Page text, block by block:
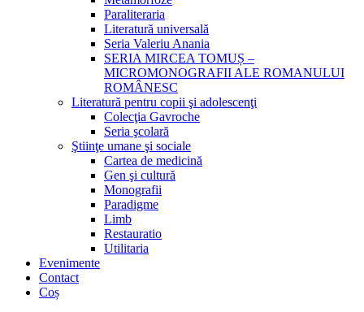
Paraliteraria
Literatură universală
Seria Valeriu Anania
SERIA MIRCEA TOMUȘ –
MICROMONOGRAFII ALE ROMANULUI
ROMÂNESC
Literatură pentru copii şi adolescenţi
Colecţia Gavroche
Seria şcolară
Ştiinţe umane şi sociale
Cartea de medicină
Gen şi cultură
Monografii
Paradigme
Limb
Restauratio
Utilitaria
Evenimente
Contact
Coș